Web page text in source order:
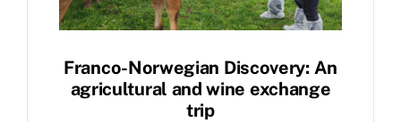
Franco-Norwegian Discovery: An
agricultural and wine exchange
trip